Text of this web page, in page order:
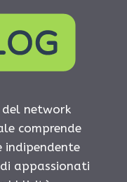
network
comprende
indipendente
appassionati